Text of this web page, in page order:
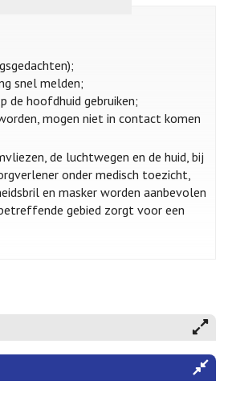
snel melden;
de hoofdhuid gebruiken;
mogen niet in contact komen
de luchtwegen en de huid, bij
onder medisch toezicht,
en masker worden aanbevolen
gebied zorgt voor een